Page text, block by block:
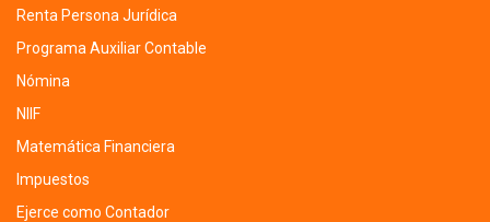
Renta Persona Jurídica
Programa Auxiliar Contable
Nómina
NIIF
Matemática Financiera
Impuestos
Ejerce como Contador